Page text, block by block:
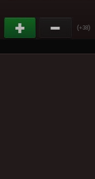
(+38)